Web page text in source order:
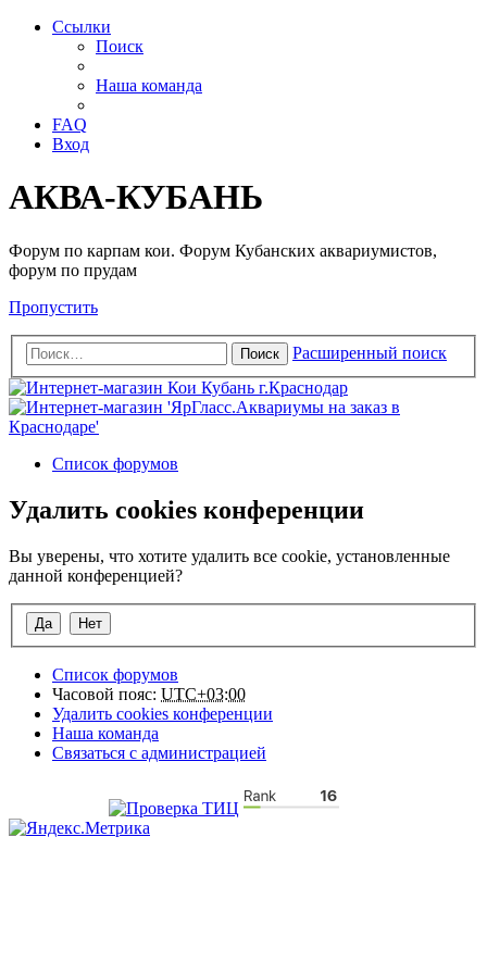
Ссылки
Поиск
Наша команда
FAQ
Вход
АКВА-КУБАНЬ
Форум по карпам кои. Форум Кубанских аквариумистов,
форум по прудам
Пропустить
Поиск Расширенный поиск
Список форумов
Удалить cookies конференции
Вы уверены, что хотите удалить все cookie, установленные
данной конференцией?
Список форумов
Часовой пояс: UTC+03:00
Удалить cookies конференции
Наша команда
Связаться с администрацией